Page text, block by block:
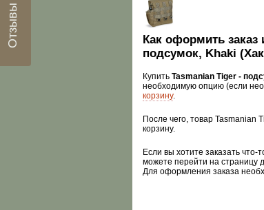
Как оформить заказ
подсумок, Khaki
Купить Tasmanian Tiger -
необходимую опцию (если
корзину.
После чего, товар Tasmanian
корзину.
Если вы хотите заказать что-
можете перейти на страницу
Для оформления заказа